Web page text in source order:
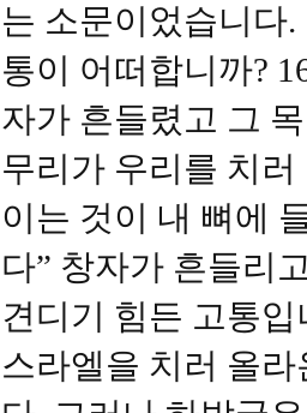
는 소문이었습니다
통이 어떠합니까?
자가 흔들렸고 그
무리가 우리를 치
이는 것이 내 뼈에
다” 창자가 흔들리
견디기 힘든 고통
스라엘을 치러 올